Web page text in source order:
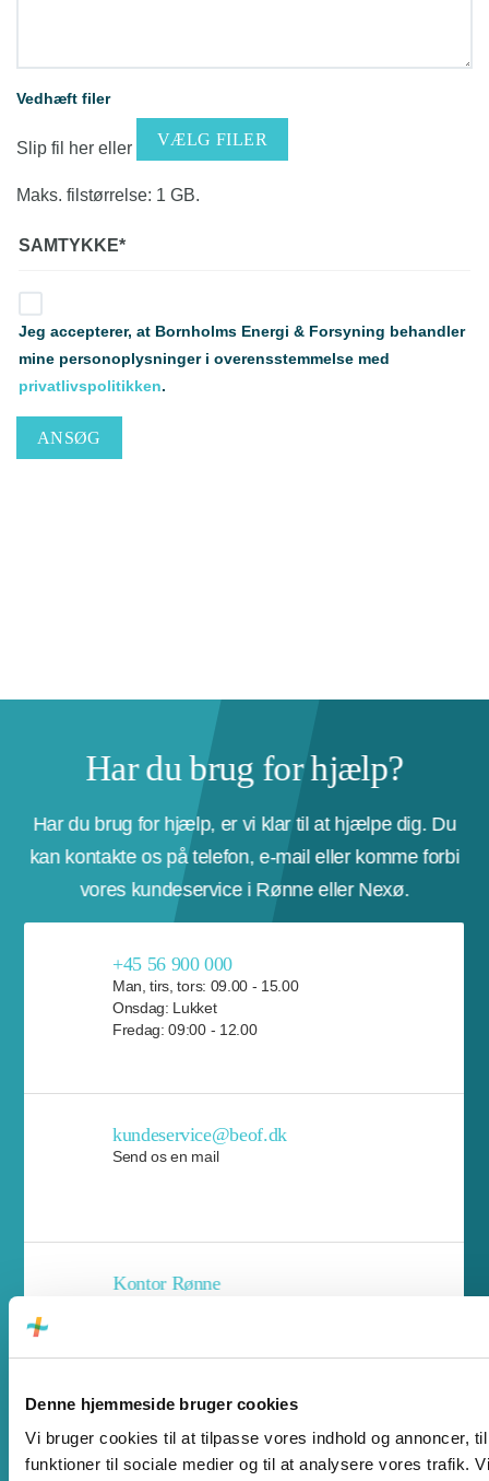
Denne hjemmeside bruger cookies
Vi bruger cookies til at tilpasse vores indhold og annoncer,
funktioner til sociale medier og til at analysere vores trafik.
Vedhæft filer
Slip fil her eller VÆLG FILER
Maks. filstørrelse: 1 GB.
SAMTYKKE*
Jeg accepterer, at Bornholms Energi & Forsyning behandler
mine personoplysninger i overensstemmelse med
privatlivspolitikken.
Har du brug for hjælp?
Har du brug for hjælp, er vi klar til at hjælpe dig. Du
kan kontakte os på telefon, e-mail eller komme forbi
vores kundeservice i Rønne eller Nexø.
+45 56 900 000
Man, tirs, tors: 09.00 - 15.00
Onsdag: Lukket
Fredag: 09:00 - 12.00
kundeservice@beof.dk
Send os en mail
Kontor Rønne
Kontor Nexø
Sønder Hammer 2C, 3730 Nexø